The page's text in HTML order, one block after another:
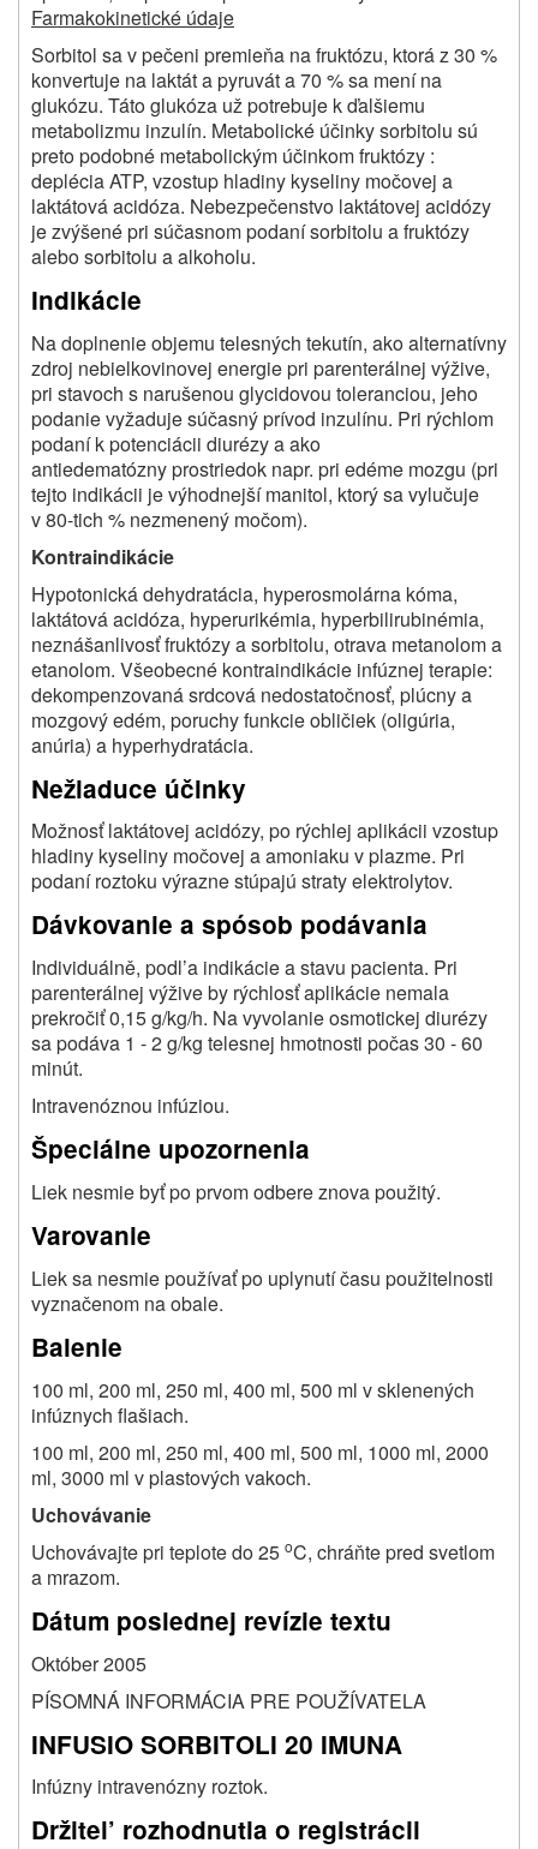
Farmakokinetické údaje
Sorbitol sa v pečeni premieňa na fruktózu, ktorá z 30 %
konvertuje na laktát a pyruvát a 70 % sa mení na
glukózu. Táto glukóza už potrebuje k ďalšiemu
metabolizmu inzulín. Metabolické účinky sorbitolu sú
preto podobné metabolickým účinkom fruktózy :
deplécia ATP, vzostup hladiny kyseliny močovej a
laktátová acidóza. Nebezpečenstvo laktátovej acidózy
je zvýšené pri súčasnom podaní sorbitolu a fruktózy
alebo sorbitolu a alkoholu.
Indikácie
Na doplnenie objemu telesných tekutín, ako alternatívny
zdroj nebielkovinovej energie pri parenterálnej výžive,
pri stavoch s narušenou glycidovou toleranciou, jeho
podanie vyžaduje súčasný prívod inzulínu. Pri rýchlom
podaní k potenciácii diurézy a ako
antiedematózny prostriedok napr. pri edéme mozgu (pri
tejto indikácii je výhodnejší manitol, ktorý sa vylučuje
v 80-tich % nezmenený močom).
Kontraindikácie
Hypotonická dehydratácia, hyperosmolárna kóma,
laktátová acidóza, hyperurikémia, hyperbilirubinémia,
neznášanlivosť fruktózy a sorbitolu, otrava metanolom a
etanolom. Všeobecné kontraindikácie infúznej terapie:
dekompenzovaná srdcová nedostatočnosť, plúcny a
mozgový edém, poruchy funkcie obličiek (oligúria,
anúria) a hyperhydratácia.
Nežiaduce účinky
Možnosť laktátovej acidózy, po rýchlej aplikácii vzostup
hladiny kyseliny močovej a amoniaku v plazme. Pri
podaní roztoku výrazne stúpajú straty elektrolytov.
Dávkovanie a spósob podávania
Individuálně, podl’a indikácie a stavu pacienta. Pri
parenterálnej výžive by rýchlosť aplikácie nemala
prekročiť 0,15 g/kg/h. Na vyvolanie osmotickej diurézy
sa podáva 1 - 2 g/kg telesnej hmotnosti počas 30 - 60
minút.
Intravenóznou infúziou.
Špeciálne upozornenia
Liek nesmie byť po prvom odbere znova použitý.
Varovanie
Liek sa nesmie používať po uplynutí času použitelnosti
vyznačenom na obale.
Balenie
100 ml, 200 ml, 250 ml, 400 ml, 500 ml v sklenených
infúznych flašiach.
100 ml, 200 ml, 250 ml, 400 ml, 500 ml, 1000 ml, 2000
ml, 3000 ml v plastových vakoch.
Uchovávanie
Uchovávajte pri teplote do 25 oC, chráňte pred svetlom
a mrazom.
Dátum poslednej revízie textu
Október 2005
PÍSOMNÁ INFORMÁCIA PRE POUŽÍVATELA
INFUSIO SORBITOLI 20 IMUNA
Infúzny intravenózny roztok.
Držitel’ rozhodnutia o registrácii